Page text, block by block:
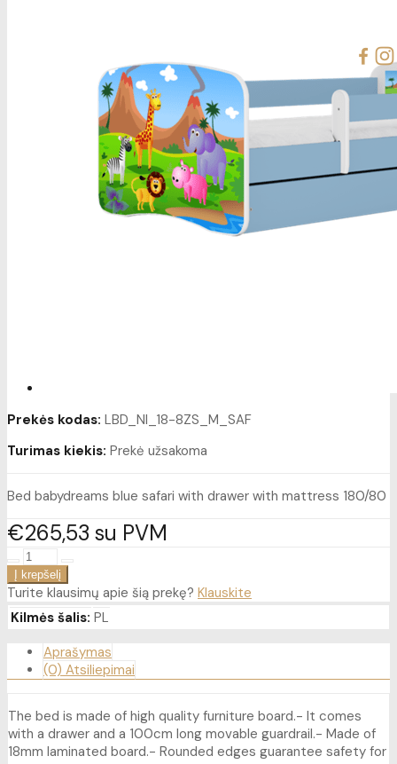
Prekės kodas: LBD_NI_18-8ZS_M_SAF
Turimas kiekis: Prekė užsakoma
Bed babydreams blue safari with drawer with mattress 180/80
€26553 su PVM
Turite klausimų apie šią prekę? Klauskite
Kilmės šalis: PL
Aprašymas
(0) Atsiliepimai
The bed is made of high quality furniture board.- It comes
with a drawer and a 100cm long movable guardrail.- Made of
18mm laminated board.- Rounded edges guarantee safety for